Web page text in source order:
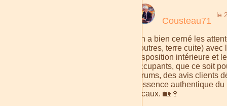
Cousteau71
le
On a bien cerné les
poutres, terre cuite)
disposition intérieure et
occupants, que ce soit
forums, des avis clients
l'essence authentique
locaux. 🏡🍷